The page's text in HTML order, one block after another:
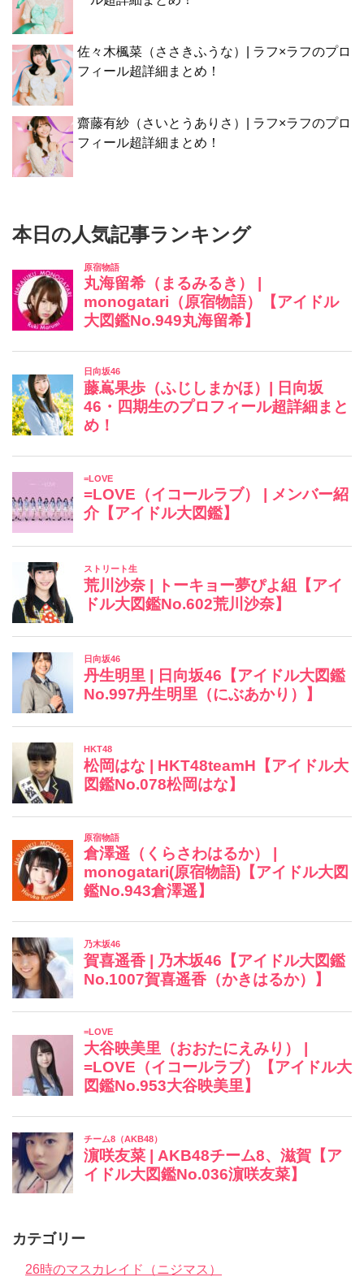
佐々木楓菜（ささきふうな）| ラフ×ラフのプロ
フィール超詳細まとめ！
齋藤有紗（さいとうありさ）| ラフ×ラフのプロ
フィール超詳細まとめ！
本日の人気記事ランキング
カテゴリー
26時のマスカレイド（ニジマス）